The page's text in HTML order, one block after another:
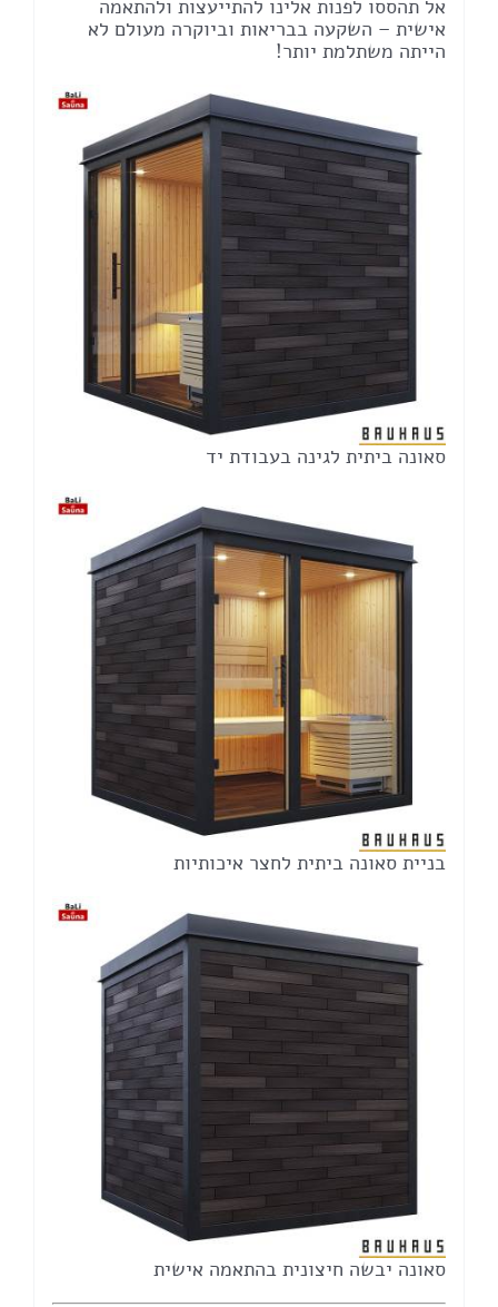
אל תהססו לפנות אלינו להתייעצות ולהתאמה
אישית – השקעה בבריאות וביוקרה מעולם לא
הייתה משתלמת יותר!
סאונה ביתית לגינה בעבודת יד
בניית סאונה ביתית לחצר איכותיות
סאונה יבשה חיצונית בהתאמה אישית